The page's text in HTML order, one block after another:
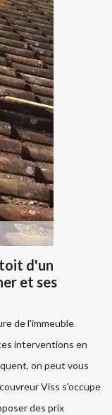
d'un
et ses
de l'immeuble
interventions en
on peut vous
Viss s'occupe
des prix